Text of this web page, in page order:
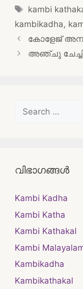
Tags
kambi
kambikadha,
Post
navigation
കോളേജ്
അഞ്ചു ചേച്ചി
Search
for:
വിഭാഗങ്ങൾ
Kambi Kadha
Kambi Katha
Kambi Kathakal
Kambi
Kambikadha
Kambikathakal